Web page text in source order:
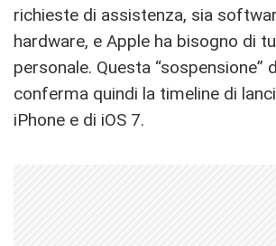
richieste di assistenza, sia
hardware, e Apple ha bisogno di
personale. Questa “sospensione”
conferma quindi la timeline di
iPhone e di iOS 7.